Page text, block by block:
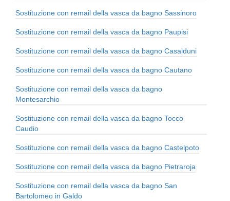
Sostituzione con remail della vasca da bagno Sassinoro
Sostituzione con remail della vasca da bagno Paupisi
Sostituzione con remail della vasca da bagno Casalduni
Sostituzione con remail della vasca da bagno Cautano
Sostituzione con remail della vasca da bagno
Montesarchio
Sostituzione con remail della vasca da bagno Tocco
Caudio
Sostituzione con remail della vasca da bagno Castelpoto
Sostituzione con remail della vasca da bagno Pietraroja
Sostituzione con remail della vasca da bagno San
Bartolomeo in Galdo